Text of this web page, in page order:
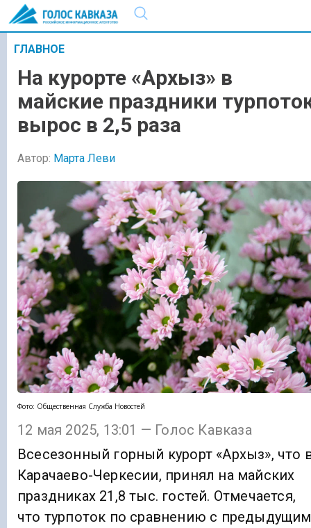
ГЛАВНОЕ
На курорте «Архыз» в
майские праздники
вырос в 2,5 раза
Автор: Марта Леви
Фото: Общественная Служба Новостей
12 мая 2025, 13:01 — Голос Кавказа
Всесезонный горный курорт «Архыз», что
Карачаево-Черкесии, принял на майских
праздниках 21,8 тыс. гостей. Отмечается,
что турпоток по сравнению с предыдущим